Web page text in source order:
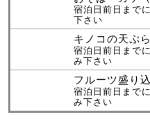
宿泊日前日まで
下さい
キノコの天ぷ
宿泊日前日まで
み下さい
フルーツ盛り
宿泊日前日まで
み下さい